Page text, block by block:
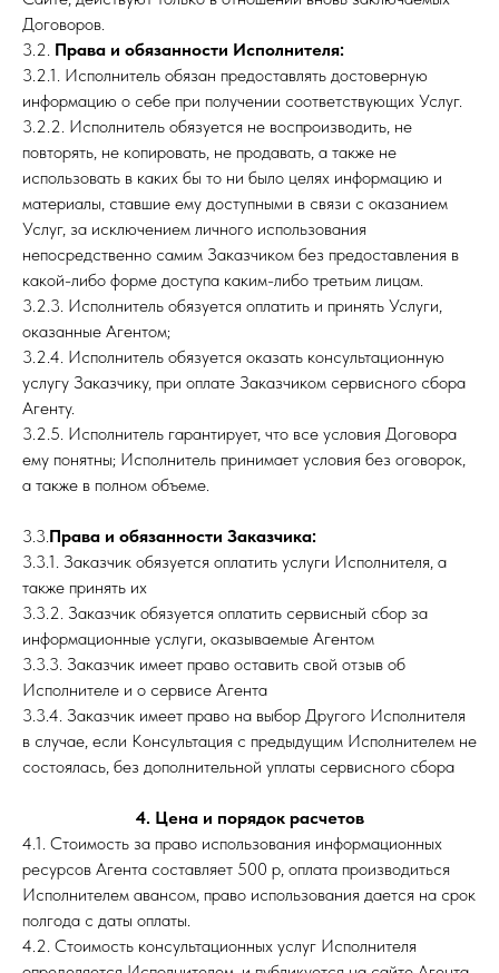
Договоров.
3.2. Права и обязанности Исполнителя:
3.2.1. Исполнитель обязан предоставлять достоверную
информацию о себе при получении соответствующих Услуг.
3.2.2. Исполнитель обязуется не воспроизводить, не
повторять, не копировать, не продавать, а также не
использовать в каких бы то ни было целях информацию и
материалы, ставшие ему доступными в связи с оказанием
Услуг, за исключением личного использования
непосредственно самим Заказчиком без предоставления в
какой-либо форме доступа каким-либо третьим лицам.
3.2.3. Исполнитель обязуется оплатить и принять Услуги,
оказанные Агентом;
3.2.4. Исполнитель обязуется оказать консультационную
услугу Заказчику, при оплате Заказчиком сервисного сбора
Агенту.
3.2.5. Исполнитель гарантирует, что все условия Договора
ему понятны; Исполнитель принимает условия без оговорок,
а также в полном объеме.
3.3.Права и обязанности Заказчика:
3.3.1. Заказчик обязуется оплатить услуги Исполнителя, а
также принять их
3.3.2. Заказчик обязуется оплатить сервисный сбор за
информационные услуги, оказываемые Агентом
3.3.3. Заказчик имеет право оставить свой отзыв об
Исполнителе и о сервисе Агента
3.3.4. Заказчик имеет право на выбор Другого Исполнителя
в случае, если Консультация с предыдущим Исполнителем не
состоялась, без дополнительной уплаты сервисного сбора
4. Цена и порядок расчетов
4.1. Стоимость за право использования информационных
ресурсов Агента составляет 500 р, оплата производиться
Исполнителем авансом, право использования дается на срок
полгода с даты оплаты.
4.2. Стоимость консультационных услуг Исполнителя